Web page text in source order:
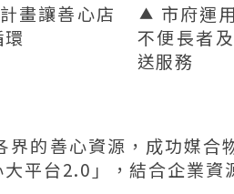
畫讓善心店
市府運
不便長者
送服務
界的善心資源，成功媒合
平台2.0」，結合企業資